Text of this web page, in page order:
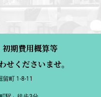
期費用概算等
くださいませ。
町 1-8-11